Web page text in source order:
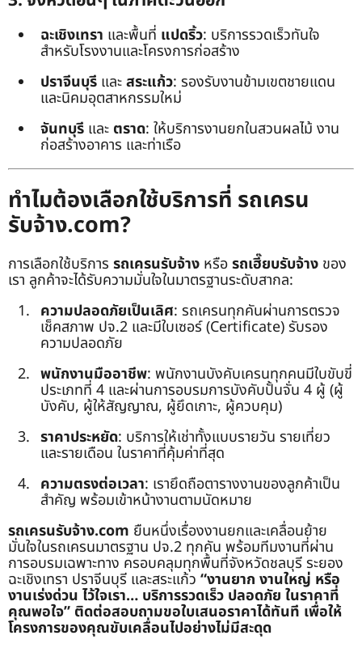
ฉะเชิงเทรา และพื้นที่ แปดริ้ว: บริการรวดเร็วทันใจ
สำหรับโรงงานและโครงการก่อสร้าง
ปราจีนบุรี และสระแก้ว: รองรับงานข้ามเขตชายแดน
และนิคมอุตสาหกรรมใหม่
จันทบุรี และ ตราด: ให้บริการงานยกในสวนผลไม้ งาน
ก่อสร้างอาคาร และท่าเรือ
ทำไมต้องเลือกใช้บริการที่ รถเครน
รับจ้าง.com?
การเลือกใช้บริการ รถเครนรับจ้าง หรือรถเฮี๊ยบรับจ้าง ของ
เรา ลูกค้าจะได้รับความมั่นใจในมาตรฐานระดับสากล:
ความปลอดภัยเป็นเลิศ: รถเครนทุกคันผ่านการตรวจ
เช็คสภาพ ปจ.2 และมีใบเซอร์ (Certificate) รับรอง
ความปลอดภัย
พนักงานมืออาชีพ: พนักงานบังคับเครนทุกคนมีใบขับขี่
ประเภทที่ 4 และผ่านการอบรมการบังคับปั้นจั่น 4 ผู้ (ผู้
บังคับ, ผู้ให้สัญญาณ, ผู้ยึดเกาะ, ผู้ควบคุม)
ราคาประหยัด: บริการให้เช่าทั้งแบบรายวัน รายเที่ยว
และรายเดือน ในราคาที่คุ้มค่าที่สุด
ความตรงต่อเวลา: เรายึดถือตารางงานของลูกค้าเป็น
สำคัญ พร้อมเข้าหน้างานตามนัดหมาย
รถเครนรับจ้าง.com ยืนหนึ่งเรื่องงานยกและเคลื่อนย้าย
มั่นใจในรถเครนมาตรฐาน ปจ.2 ทุกคัน พร้อมทีมงานที่ผ่าน
การอบรมเฉพาะทาง ครอบคลุมทุกพื้นที่จังหวัดชลบุรี ระยอง
ฉะเชิงเทรา ปราจีนบุรี และสระแก้ว “งานยาก งานใหญ่ หรือ
งานเร่งด่วน ไว้ใจเรา… บริการรวดเร็ว ปลอดภัย ในราคาที่
คุณพอใจ” ติดต่อสอบถามขอใบเสนอราคาได้ทันที เพื่อให้
โครงการของคุณขับเคลื่อนไปอย่างไม่มีสะดุด